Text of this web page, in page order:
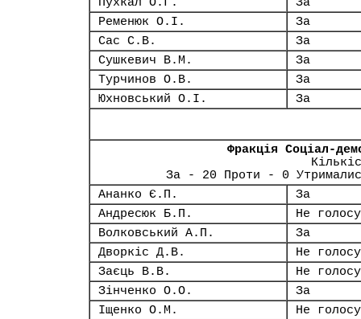
Ременюк О.І.
За
Сас С.В.
За
Сушкевич В.М.
За
Турчинов О.В.
За
Юхновський О.І.
За
Фракція Соціал-
За - 20 Проти - 0
Ананко Є.П.
За
Андресюк Б.П.
Не
Волковський А.П.
За
Дворкіс Д.В.
Не
Заєць В.В.
Не
Зінченко О.О.
За
Іщенко О.М.
Не